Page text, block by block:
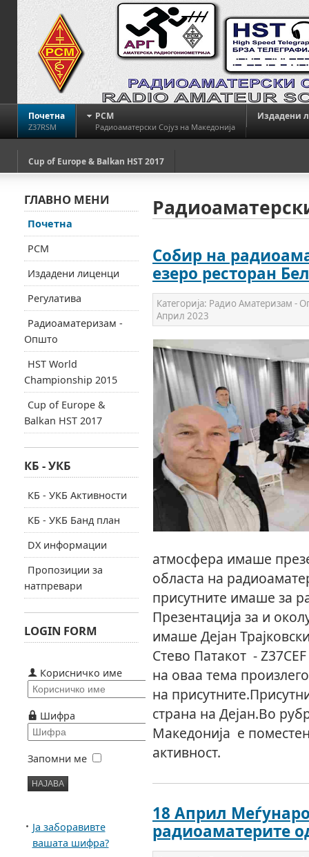
Почетна
Z37RSM
РСМ
Радиоаматерски Сојуз на Македонија
Издадени
Cup of Europe & Balkan HST 2017
Собир на
езеро ресторан
Категорија: Радио Аматеризам -
Април 2023
атмосфера имаше
областа на
присутните имаше за
Презентација за и
имаше Дејан
Стево Патакот -
на оваа тема
на
страна на Дејан.Во
Македонија е
активност.
18 Април
радиоаматерите
ГЛАВНО МЕНИ
Почетна
РСМ
Издадени лиценци
Регулатива
Радиоаматеризам -
Општо
HST World
Championship 2015
Cup of Europe &
Balkan HST 2017
КБ - УКБ
КБ - УКБ Активности
КБ - УКБ Банд план
DX информации
Пропозиции за
натпревари
LOGIN FORM
Корисничко име
Шифра
Запомни ме
Ја заборавивте
вашата шифра?